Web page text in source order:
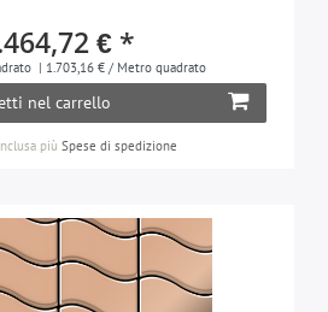
€ *
| 1.703,16 € / Metro quadrato
nel carrello
più Spese di spedizione